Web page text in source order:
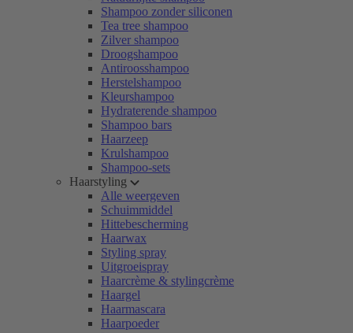
Shampoo zonder siliconen
Tea tree shampoo
Zilver shampoo
Droogshampoo
Antiroosshampoo
Herstelshampoo
Kleurshampoo
Hydraterende shampoo
Shampoo bars
Haarzeep
Krulshampoo
Shampoo-sets
Haarstyling
Alle weergeven
Schuimmiddel
Hittebescherming
Haarwax
Styling spray
Uitgroeispray
Haarcrème & stylingcrème
Haargel
Haarmascara
Haarpoeder